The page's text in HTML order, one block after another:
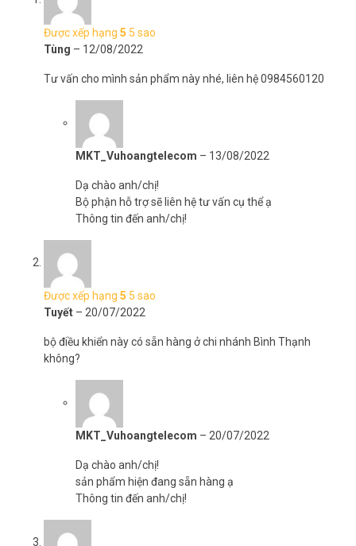
Được xếp hạng 5 5 sao
Tùng – 12/08/2022
Tư vấn cho mình sản phẩm này nhé, liên hệ 0984560120
MKT_Vuhoangtelecom – 13/08/2022
Dạ chào anh/chị!
Bộ phận hỗ trợ sẽ liên hệ tư vấn cụ thể ạ
Thông tin đến anh/chị!
Được xếp hạng 5 5 sao
Tuyết – 20/07/2022
bộ điều khiển này có sẵn hàng ở chi nhánh Bình Thạnh
không?
MKT_Vuhoangtelecom – 20/07/2022
Dạ chào anh/chị!
sản phẩm hiện đang sẵn hàng ạ
Thông tin đến anh/chị!